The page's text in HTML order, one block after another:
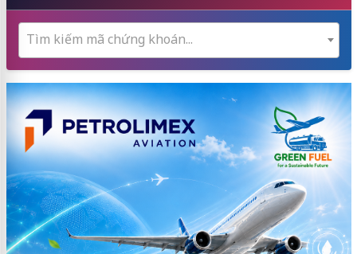
Tìm kiếm mã chứng khoán...